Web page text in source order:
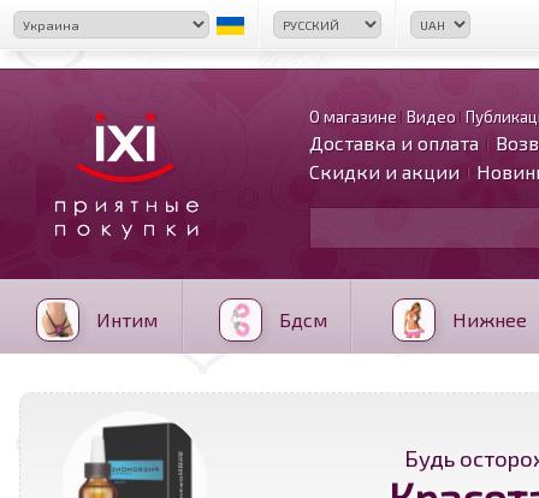
О магазине Видео
Доставка и оплата
Скидки и акции
Интим Бдсм Нижнее
Будь